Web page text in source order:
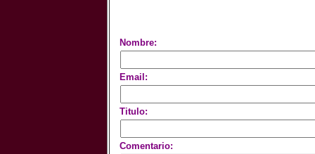
Nombre:
Email:
Titulo:
Comentario: